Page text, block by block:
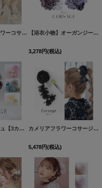
[YA-577-kj]
【浴衣小物】フラワーコサージュ【4カラー】[OF04] [YA-
【浴衣小物】オーガンジーリボン付き小花コサージュ【4カラー】[OF04]
3,278円(税込)
[HIMO-
フラワーコサージュ【3カラー】[OF04] [YA-1023-wk] カメリアフラワーコサージュ【1カラー】[OF04]
5,478円(税込)